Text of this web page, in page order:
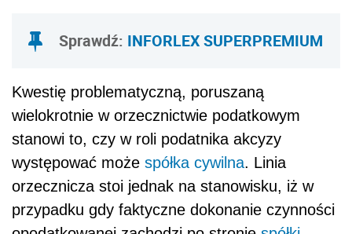
Sprawdź: INFORLEX SUPERPREMIUM
Kwestię problematyczną, poruszaną
wielokrotnie w orzecznictwie podatkowym
stanowi to, czy w roli podatnika akcyzy
występować może spółka cywilna. Linia
orzecznicza stoi jednak na stanowisku, iż w
przypadku gdy faktyczne dokonanie czynności